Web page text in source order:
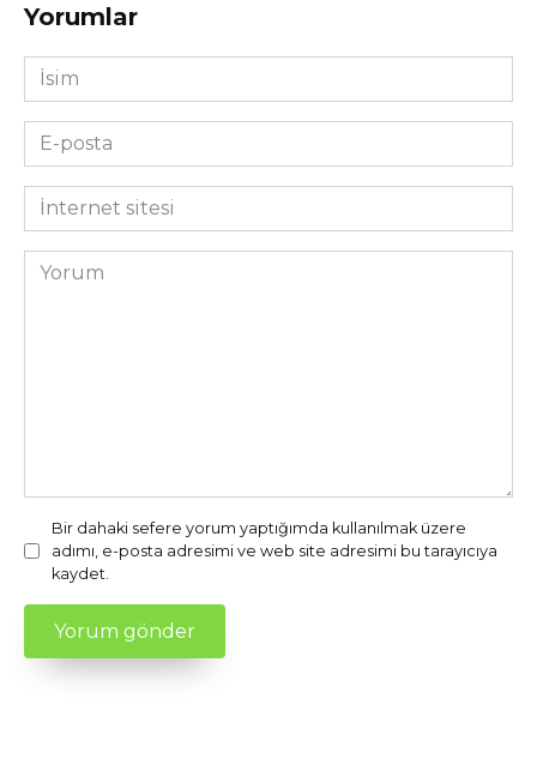
Yorumlar
İsim
*
E-
posta
*İnternet
sitesi
Yorum
Bir dahaki sefere yorum yaptığımda kullanılmak üzere
adımı, e-posta adresimi ve web site adresimi bu tarayıcıya
kaydet.